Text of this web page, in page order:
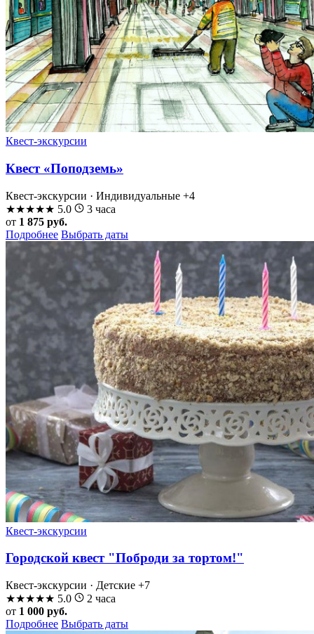
Квест-экскурсии
Квест «Поподземь»
Квест-экскурсии · Индивидуальные +4
★★★★★ 5.0
3 часа
от 1 875 руб.
Подробнее Выбрать даты
Квест-экскурсии
Городской квест "Поброди за тортом!"
Квест-экскурсии · Детские +7
★★★★★ 5.0
2 часа
от 1 000 руб.
Подробнее Выбрать даты